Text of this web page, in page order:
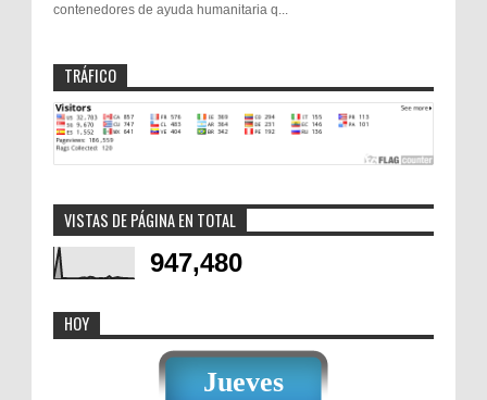
contenedores de ayuda humanitaria q...
TRÁFICO
VISTAS DE PÁGINA EN TOTAL
947,480
HOY
Jueves